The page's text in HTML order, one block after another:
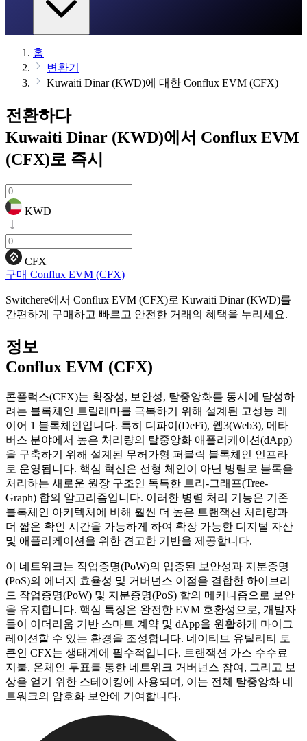
홈
변환기
Kuwaiti Dinar (KWD)에 대한 Conflux EVM (CFX)
전환하다
Kuwaiti Dinar (KWD)에서 Conflux EVM
(CFX)로 즉시
KWD
CFX
구매 Conflux EVM (CFX)
Switchere에서 Conflux EVM (CFX)로 Kuwaiti Dinar (KWD)를
간편하게 구매하고 빠르고 안전한 거래의 혜택을 누리세요.
정보
Conflux EVM (CFX)
콘플럭스(CFX)는 확장성, 보안성, 탈중앙화를 동시에 달성하
려는 블록체인 트릴레마를 극복하기 위해 설계된 고성능 레
이어 1 블록체인입니다. 특히 디파이(DeFi), 웹3(Web3), 메타
버스 분야에서 높은 처리량의 탈중앙화 애플리케이션(dApp)
을 구축하기 위해 설계된 무허가형 퍼블릭 블록체인 인프라
로 운영됩니다. 핵심 혁신은 선형 체인이 아닌 병렬로 블록을
처리하는 새로운 원장 구조인 독특한 트리-그래프(Tree-
Graph) 합의 알고리즘입니다. 이러한 병렬 처리 기능은 기존
블록체인 아키텍처에 비해 훨씬 더 높은 트랜잭션 처리량과
더 짧은 확인 시간을 가능하게 하여 확장 가능한 디지털 자산
및 애플리케이션을 위한 견고한 기반을 제공합니다.
이 네트워크는 작업증명(PoW)의 입증된 보안성과 지분증명
(PoS)의 에너지 효율성 및 거버넌스 이점을 결합한 하이브리
드 작업증명(PoW) 및 지분증명(PoS) 합의 메커니즘으로 보안
을 유지합니다. 핵심 특징은 완전한 EVM 호환성으로, 개발자
들이 이더리움 기반 스마트 계약 및 dApp을 원활하게 마이그
레이션할 수 있는 환경을 조성합니다. 네이티브 유틸리티 토
큰인 CFX는 생태계에 필수적입니다. 트랜잭션 가스 수수료
지불, 온체인 투표를 통한 네트워크 거버넌스 참여, 그리고 보
상을 얻기 위한 스테이킹에 사용되며, 이는 전체 탈중앙화 네
트워크의 암호화 보안에 기여합니다.